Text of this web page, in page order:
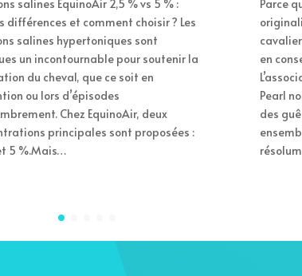
salines EquinoAir 2,5 % vs 5 % :
différences et comment choisir ? Les
salines hypertoniques sont
un incontournable pour soutenir la
du cheval, que ce soit en
ou lors d’épisodes
Chez EquinoAir, deux
principales sont proposées :
5 %.Mais…
Parce
en
Pearl
des